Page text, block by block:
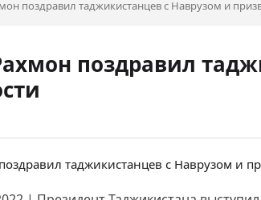
поздравил таджикистанцев с Наврузом и
поздравил